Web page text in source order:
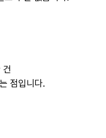
건
점입니다.